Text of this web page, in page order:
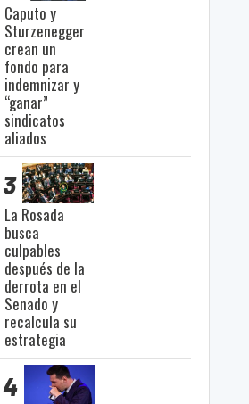
Caputo y
Sturzenegger
crean un
fondo para
indemnizar y
“ganar”
sindicatos
aliados
3
La Rosada
busca
culpables
después de la
derrota en el
Senado y
recalcula su
estrategia
4